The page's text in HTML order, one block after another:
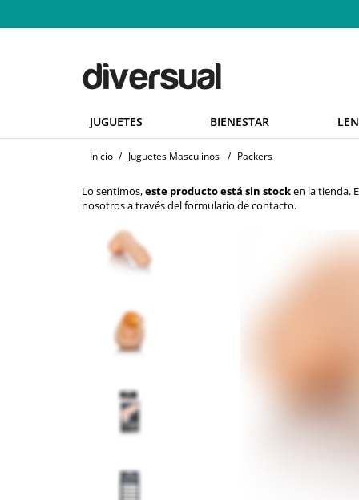
JUGUETES BIENESTAR
Inicio / Juguetes Masculinos / Packers
Lo sentimos,este producto está sin stocken la tienda.
nosotros a través delformulario de contacto.